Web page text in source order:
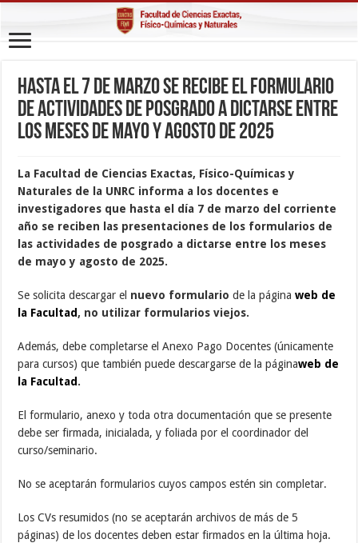
Hasta el 7 de marzo se recibe el Formulario
de Actividades de Posgrado a dictarse entre
los meses de mayo y agosto de 2025
La Facultad de Ciencias Exactas, Físico-Químicas y
Naturales de la UNRC informa a los docentes e
investigadores que hasta el día 7 de marzo del corriente
año se reciben las presentaciones de los formularios de
las actividades de posgrado a dictarse entre los meses
de mayo y agosto de 2025.
Se solicita descargar el nuevo formulario de la páginaweb de
la Facultad, no utilizar formularios viejos.
Además, debe completarse el Anexo Pago Docentes (únicamente
para cursos) que también puede descargarse de la páginaweb de
la Facultad.
El formulario, anexo y toda otra documentación que se presente
debe ser firmada, inicialada, y foliada por el coordinador del
curso/seminario.
No se aceptarán formularios cuyos campos estén sin completar.
Los CVs resumidos (no se aceptarán archivos de más de 5
páginas) de los docentes deben estar firmados en la última hoja.